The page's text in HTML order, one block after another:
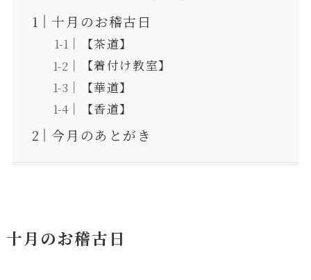
十月のお稽古日
【茶道】
【着付け教室】
【華道】
【香道】
今月のあとがき
十月 のお稽古日